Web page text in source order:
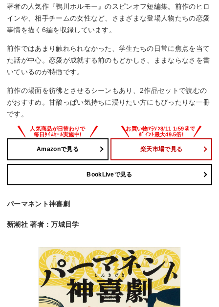
著者の人気作『鴨川ホルモー』のスピンオフ短編集。前作のヒロ
インや、相手チームの女性など、さまざまな登場人物たちの恋愛
事情を描く6編を収録しています。
前作ではあまり触れられなかった、学生たちの日常に焦点を当て
た話が中心。恋愛が成就する前のもどかしさ、ままならなさを書
いているのが特徴です。
前作の場面を彷彿とさせるシーンもあり、2作品セットで読むの
がおすすめ。甘酸っぱい気持ちに浸りたい方にもぴったりな一冊
です。
Amazonで見る 楽天市場で見る
BookLiveで見る
パーマネント神喜劇
新潮社 著者：万城目学